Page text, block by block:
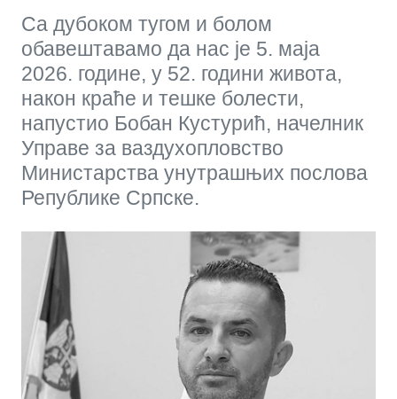
Са дубоком тугом и болом
обавештавамо да нас је 5. маја
2026. године, у 52. години живота,
након краће и тешке болести,
напустио Бобан Кустурић, начелник
Управе за ваздухопловство
Министарства унутрашњих послова
Републике Српске.